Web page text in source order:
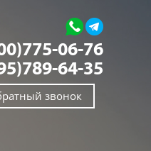
06-76
64-35
звонок